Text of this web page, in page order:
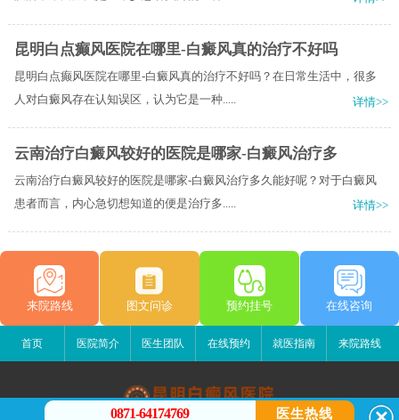
昆明白点癫风医院在哪里-白癜风真的治疗不好吗
昆明白点癫风医院在哪里-白癜风真的治疗不好吗？在日常生活中，很多
人对白癜风存在认知误区，认为它是一种.....
详情>>
云南治疗白癜风较好的医院是哪家-白癜风治疗多
云南治疗白癜风较好的医院是哪家-白癜风治疗多久能好呢？对于白癜风
患者而言，内心急切想知道的便是治疗多.....
详情>>
来院路线 图文问诊 预约挂号 在线咨询
首页 医院简介 医生团队 在线预约 就医指南 来院路线
0871-64174769 医生热线